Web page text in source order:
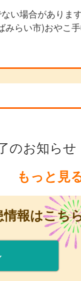
い場合がありま
みらい市)おやこ
のお知らせ
もっと見
情報はこち